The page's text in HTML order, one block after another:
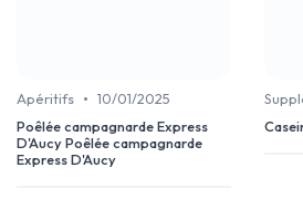
Apéritifs • 10/01/2025
Poêlée campagnarde Express
D'Aucy Poêlée campagnarde
Express D'Aucy